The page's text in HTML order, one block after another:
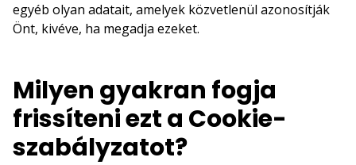
egyéb olyan adatait, amelyek közvetlenül azonosítják
Önt, kivéve, ha megadja ezeket.
Milyen gyakran fogja
frissíteni ezt a Cookie-
szabályzatot?